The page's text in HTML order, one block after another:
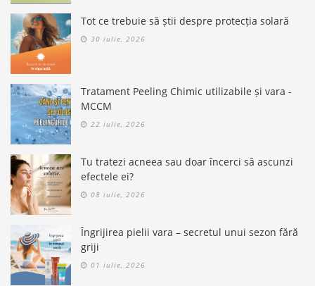
Tot ce trebuie să știi despre protecția solară
30 iulie, 2026
Tratament Peeling Chimic utilizabile și vara -
MCCM
22 iulie, 2026
Tu tratezi acneea sau doar încerci să ascunzi
efectele ei?
08 iulie, 2026
Îngrijirea pielii vara – secretul unui sezon fără
griji
01 iulie, 2026